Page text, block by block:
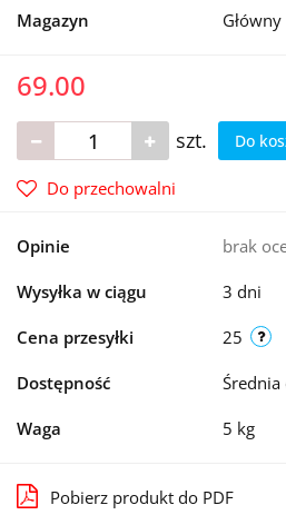
Magazyn Główny
69.00
szt. Do
Do przechowalni
Opinie brak
Wysyłka w ciągu 3 dni
Cena przesyłki 25
Dostępność Średnia
Waga 5 kg
Pobierz produkt do PDF